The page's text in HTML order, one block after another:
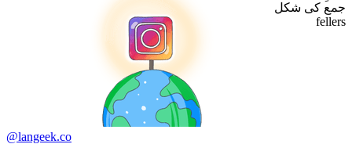
جمع کی شکل
fellers
@langeek.co